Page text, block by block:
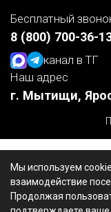
Мы используем
взаимодействие
Продолжая
Бесплатный
8 (800) 700-36-
канал в ТГ
Наш адрес
г. Мытищи,